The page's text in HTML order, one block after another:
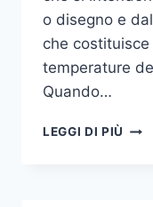
o disegno e
che
temperature
Quando…
LEGGI DI PIÙ